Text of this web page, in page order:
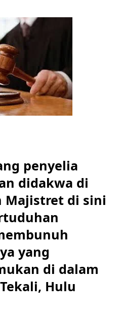
penyelia
didakwa di
Majistret di sini
yang
di dalam
Hulu